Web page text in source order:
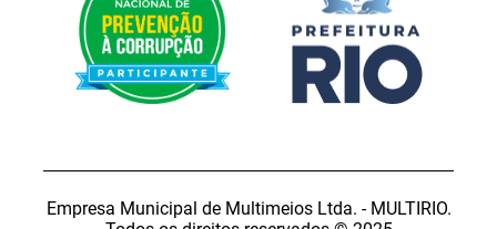
Empresa Municipal de Multimeios Ltda. - MULTIRIO.